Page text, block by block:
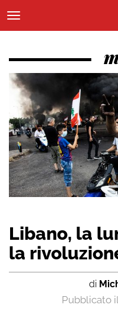
Libano, la
la
di